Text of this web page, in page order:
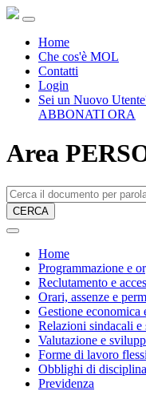
Home
Che cos'è MOL
Contatti
Login
Sei un Nuovo
ABBONATI ORA
Area
CERCA
Home
Programmazione e
Reclutamento e
Orari, assenze e
Gestione economica
Relazioni sindacali e
Valutazione e
Forme di lavoro
Obblighi di
Previdenza